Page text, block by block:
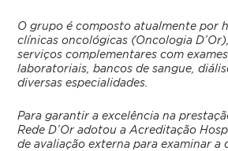
O grupo é composto atualmente por
clínicas oncológicas (Oncologia
serviços complementares com
laboratoriais, bancos de sangue,
diversas especialidades.
Para garantir a excelência na
Rede D’Or adotou a Acreditação
de avaliação externa para examinar a